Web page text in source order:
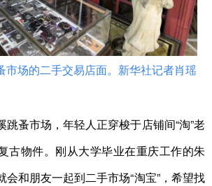
场的二手交易店面。新华社记者肖瑶
蚤市场，年轻人正穿梭于店铺间“淘”老
古物件。刚从大学毕业在重庆工作的朱
和朋友一起到二手市场“淘宝”，希望找